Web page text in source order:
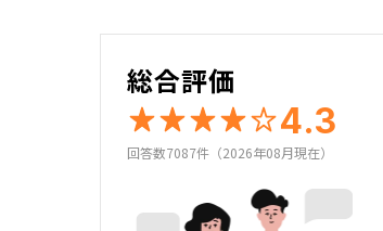
総合評価
4.3
回答数7087件（2026年08月現在）